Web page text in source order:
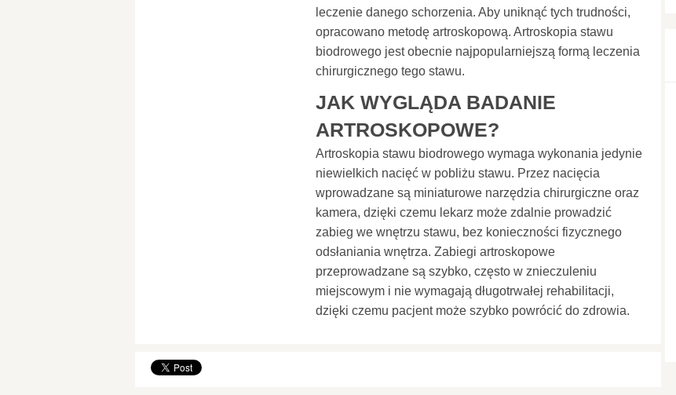
leczenie danego schorzenia. Aby uniknąć tych trudności,
opracowano metodę artroskopową. Artroskopia stawu
biodrowego jest obecnie najpopularniejszą formą leczenia
chirurgicznego tego stawu.
JAK WYGLĄDA BADANIE
ARTROSKOPOWE?
Artroskopia stawu biodrowego wymaga wykonania jedynie
niewielkich nacięć w pobliżu stawu. Przez nacięcia
wprowadzane są miniaturowe narzędzia chirurgiczne oraz
kamera, dzięki czemu lekarz może zdalnie prowadzić
zabieg we wnętrzu stawu, bez konieczności fizycznego
odsłaniania wnętrza. Zabiegi artroskopowe
przeprowadzane są szybko, często w znieczuleniu
miejscowym i nie wymagają długotrwałej rehabilitacji,
dzięki czemu pacjent może szybko powrócić do zdrowia.